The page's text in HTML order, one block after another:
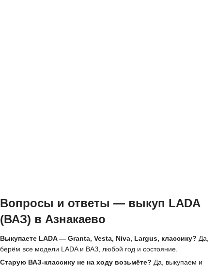
Вопросы и ответы — выкуп LADA
(ВАЗ) в Азнакаево
Выкупаете LADA — Granta, Vesta, Niva, Largus, классику? Да,
берём все модели LADA и ВАЗ, любой год и состояние.
Старую ВАЗ-классику не на ходу возьмёте? Да, выкупаем и